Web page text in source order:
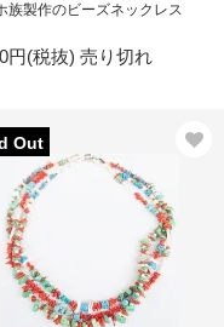
族製作のビーズネックレス
円(税抜) 売り切れ
Out